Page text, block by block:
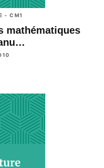
- CM1
mathématiques